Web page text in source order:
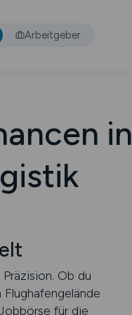
Arbeitgeber
in
Ob du
für die